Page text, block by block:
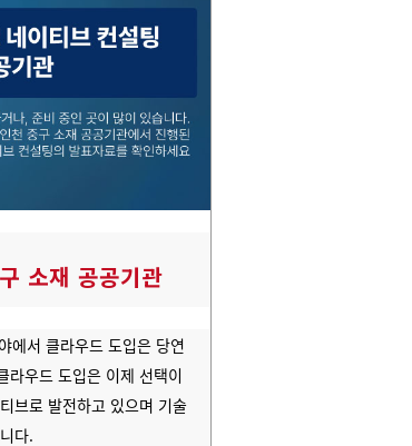
소재 공공기관
에서 클라우드 도입은 당연
라우드 도입은 이제 선택이
브로 발전하고 있으며 기술
다.